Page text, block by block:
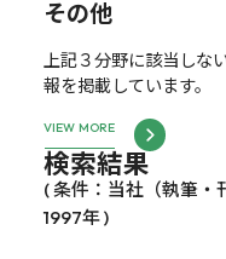
その他
上記３分野に該当しな
報を掲載しています。
VIEW MORE
検索結果
( 条件：当社（執筆・
1997年 )